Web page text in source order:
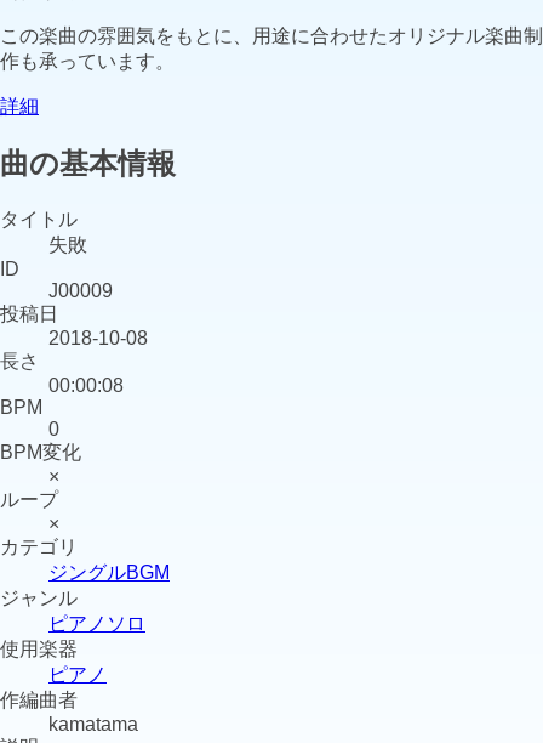
この楽曲の雰囲気をもとに、用途に合わせたオリジナル楽曲制
作も承っています。
詳細
曲の基本情報
タイトル
失敗
ID
J00009
投稿日
2018-10-08
長さ
00:00:08
BPM
0
BPM変化
×
ループ
×
カテゴリ
ジングルBGM
ジャンル
ピアノソロ
使用楽器
ピアノ
作編曲者
kamatama